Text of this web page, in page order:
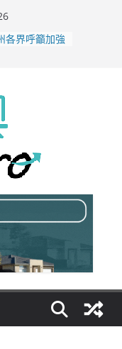
各界呼籲加強
地慈善小店
經銷商警告
加班 掏